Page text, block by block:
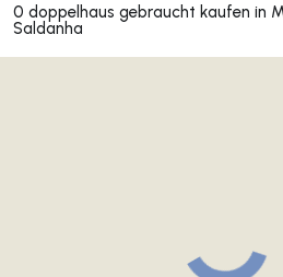
0 doppelhaus gebraucht kaufen in Marechal
Saldanha